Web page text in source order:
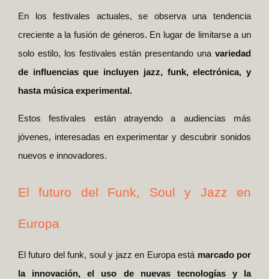
En los festivales actuales, se observa una tendencia
creciente a la fusión de géneros. En lugar de limitarse a un
solo estilo, los festivales están presentando una variedad
de influencias que incluyen jazz, funk, electrónica, y
hasta música experimental.
Estos festivales están atrayendo a audiencias más
jóvenes, interesadas en experimentar y descubrir sonidos
nuevos e innovadores.
El futuro del Funk, Soul y Jazz en
Europa
El futuro del funk, soul y jazz en Europa está marcado por
la innovación, el uso de nuevas tecnologías y la